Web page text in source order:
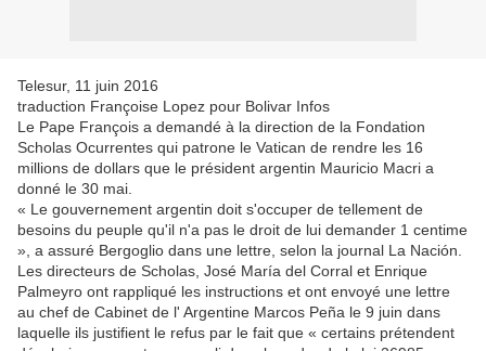
Telesur, 11 juin 2016
traduction Françoise Lopez pour Bolivar Infos
Le Pape François a demandé à la direction de la Fondation
Scholas Ocurrentes qui patrone le Vatican de rendre les 16
millions de dollars que le président argentin Mauricio Macri a
donné le 30 mai.
« Le gouvernement argentin doit s'occuper de tellement de
besoins du peuple qu'il n'a pas le droit de lui demander 1 centime
», a assuré Bergoglio dans une lettre, selon la journal La Nación.
Les directeurs de Scholas, José María del Corral et Enrique
Palmeyro ont rappliqué les instructions et ont envoyé une lettre
au chef de Cabinet de l' Argentine Marcos Peña le 9 juin dans
laquelle ils justifient le refus par le fait que « certains prétendent